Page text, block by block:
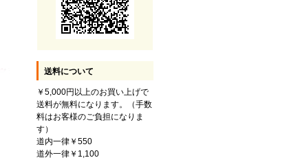
送料について
￥5,000円以上のお買い上げで
送料が無料になります。（手数
料はお客様のご負担になりま
す）
道内一律￥550
道外一律￥1,100